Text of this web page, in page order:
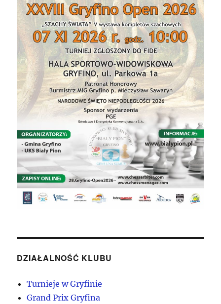
DZIAŁALNOŚĆ KLUBU
Turnieje w Gryfinie
Grand Prix Gryfina